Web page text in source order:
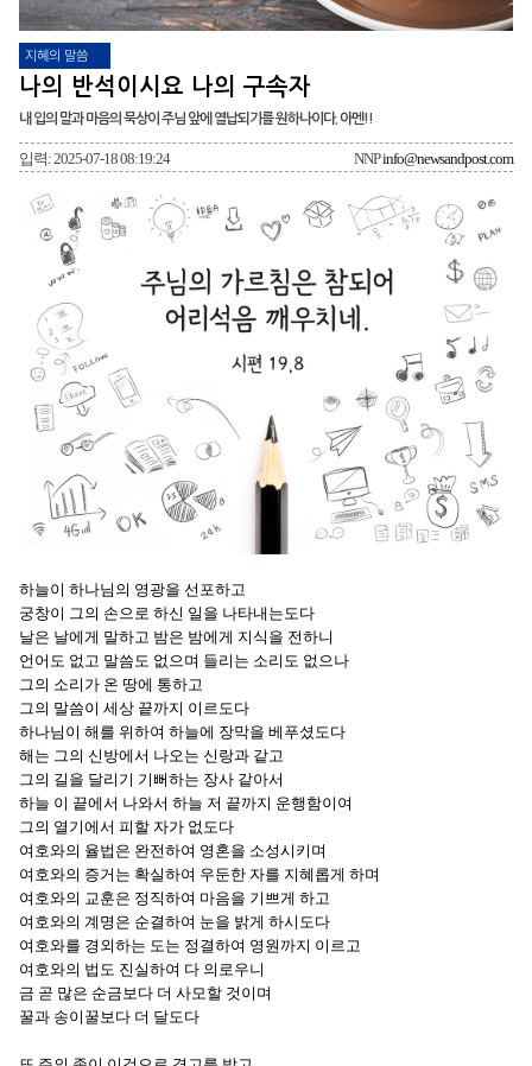
지혜의 말씀
나의 반석이시요 나의 구속자
내 입의 말과 마음의 묵상이 주님 앞에 열납되기를 원하나이다. 아멘!!
입력: 2025-07-18 08:19:24 NNPinfo@newsandpost.com
하늘이 하나님의 영광을 선포하고
궁창이 그의 손으로 하신 일을 나타내는도다
날은 날에게 말하고 밤은 밤에게 지식을 전하니
언어도 없고 말씀도 없으며 들리는 소리도 없으나
그의 소리가 온 땅에 통하고
그의 말씀이 세상 끝까지 이르도다
하나님이 해를 위하여 하늘에 장막을 베푸셨도다
해는 그의 신방에서 나오는 신랑과 같고
그의 길을 달리기 기뻐하는 장사 같아서
하늘 이 끝에서 나와서 하늘 저 끝까지 운행함이여
그의 열기에서 피할 자가 없도다
여호와의 율법은 완전하여 영혼을 소성시키며
여호와의 증거는 확실하여 우둔한 자를 지혜롭게 하며
여호와의 교훈은 정직하여 마음을 기쁘게 하고
여호와의 계명은 순결하여 눈을 밝게 하시도다
여호와를 경외하는 도는 정결하여 영원까지 이르고
여호와의 법도 진실하여 다 의로우니
금 곧 많은 순금보다 더 사모할 것이며
꿀과 송이꿀보다 더 달도다